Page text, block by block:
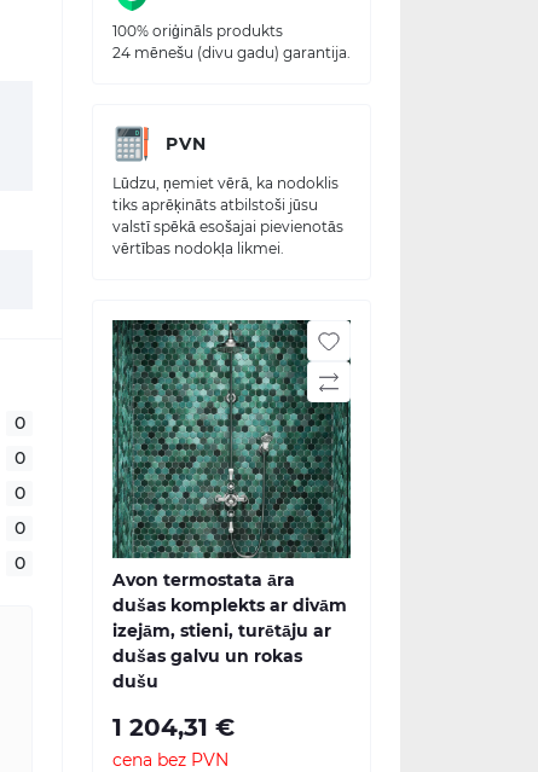
0
0
0
0
0
100% oriģināls produkts
24 mēnešu (divu gadu) garantija.
PVN
Lūdzu, ņemiet vērā, ka nodoklis
tiks aprēķināts atbilstoši jūsu
valstī spēkā esošajai pievienotās
vērtības nodokļa likmei.
Avon termostata āra
dušas komplekts ar divām
izejām, stieni, turētāju ar
dušas galvu un rokas
dušu
1 204,31 €
cena bez PVN